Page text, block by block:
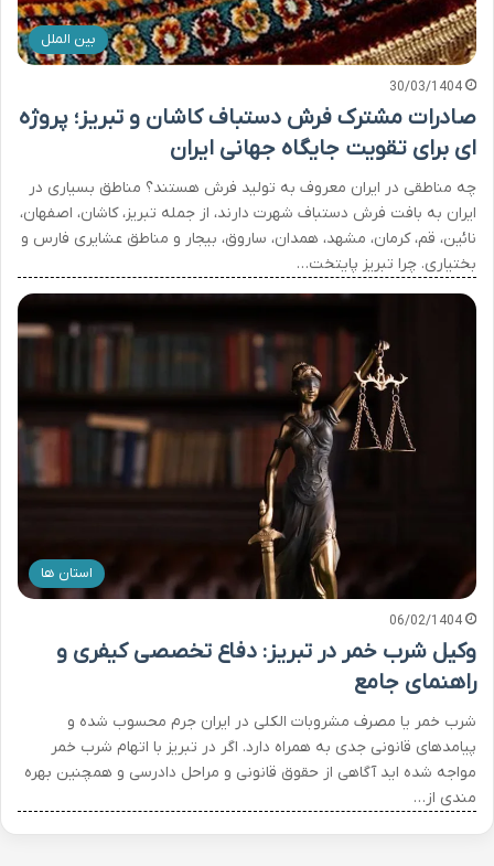
بین الملل
30/03/1404
صادرات مشترک فرش دستباف کاشان و تبریز؛ پروژه
ای برای تقویت جایگاه جهانی ایران
چه مناطقی در ایران معروف به تولید فرش هستند؟ مناطق بسیاری در
ایران به بافت فرش دستباف شهرت دارند، از جمله تبریز، کاشان، اصفهان،
نائین، قم، کرمان، مشهد، همدان، ساروق، بیجار و مناطق عشایری فارس و
بختیاری. چرا تبریز پایتخت…
استان ها
06/02/1404
وکیل شرب خمر در تبریز: دفاع تخصصی کیفری و
راهنمای جامع
شرب خمر یا مصرف مشروبات الکلی در ایران جرم محسوب شده و
پیامدهای قانونی جدی به همراه دارد. اگر در تبریز با اتهام شرب خمر
مواجه شده اید آگاهی از حقوق قانونی و مراحل دادرسی و همچنین بهره
مندی از…